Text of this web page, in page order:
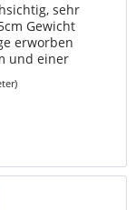
sehr
Gewicht
erworben
und einer